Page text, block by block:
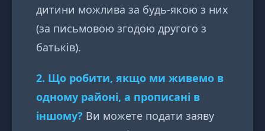
дитини можлива за будь-якою з них
(за письмовою згодою другого з
батьків).
2. Що робити, якщо ми живемо в
одному районі, а прописані в
іншому? Ви можете подати заяву